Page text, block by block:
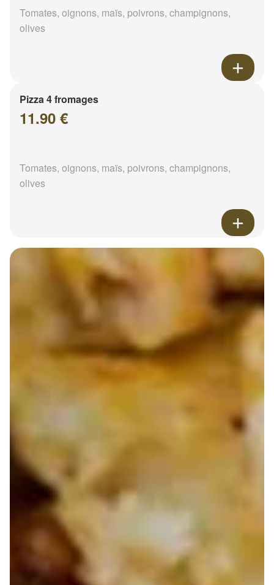
Tomates, oignons, maïs, poivrons, champignons,
olives
Pizza 4 fromages
11.90 €
Tomates, oignons, maïs, poivrons, champignons,
olives